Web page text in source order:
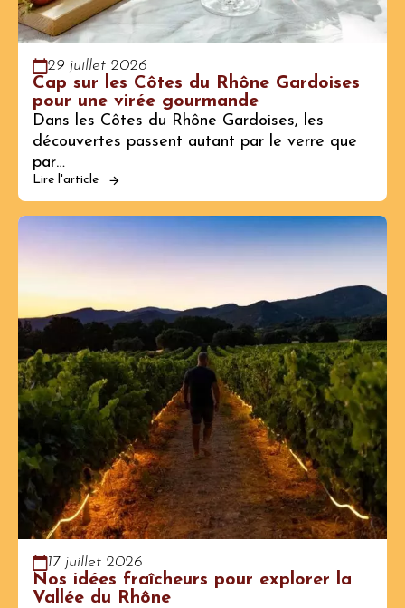
29 juillet 2026
Cap sur les Côtes du Rhône Gardoises
pour une virée gourmande
Dans les Côtes du Rhône Gardoises, les
découvertes passent autant par le verre que
par…
Lire l'article
17 juillet 2026
Nos idées fraîcheurs pour explorer la
Vallée du Rhône